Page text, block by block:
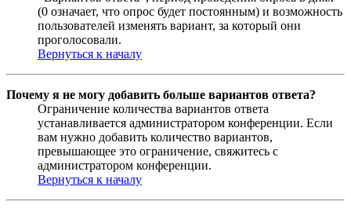
(0 означает, что опрос будет постоянным) и возможность
пользователей изменять вариант, за который они
проголосовали.
Вернуться к началу
Почему я не могу добавить больше вариантов ответа?
Ограничение количества вариантов ответа
устанавливается администратором конференции. Если
вам нужно добавить количество вариантов,
превышающее это ограничение, свяжитесь с
администратором конференции.
Вернуться к началу